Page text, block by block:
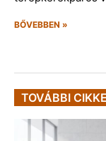
BŐVEBBEN »
TOVÁBBI